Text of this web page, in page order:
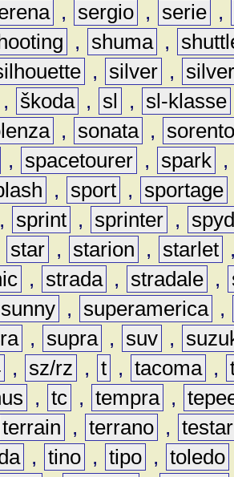
, sergio , serie ,
, shuma ,
, silver ,
, škoda , sl , sl-klasse
, sonata ,
, spacetourer , spark ,
, sport , sportage
, sprint , sprinter ,
star , starion , starlet
, strada , stradale ,
sunny , superamerica ,
, supra , suv ,
, sz/rz , t , tacoma ,
, tc , tempra ,
terrain , terrano ,
, tino , tipo , toledo